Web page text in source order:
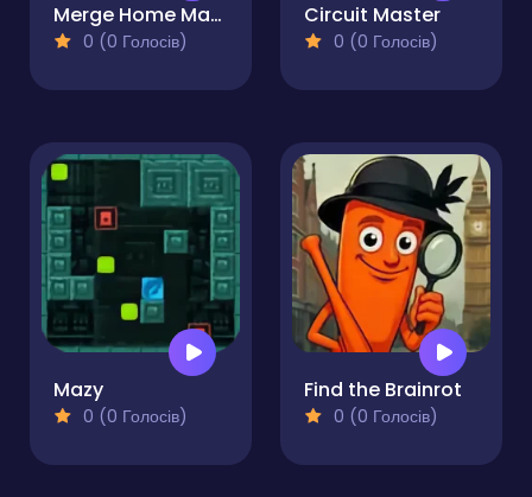
Merge Home Mania
0 (0 Голосів)
Circuit Master
0 (0 Голосів)
Mazy
0 (0 Голосів)
Find the Brainrot
0 (0 Голосів)